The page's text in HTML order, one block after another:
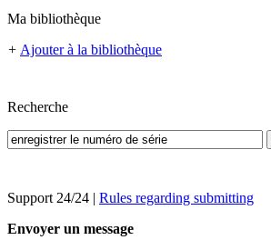
Ma bibliothèque
+ Ajouter à la bibliothèque
Recherche
Support 24/24 | Rules regarding submitting
Envoyer un message